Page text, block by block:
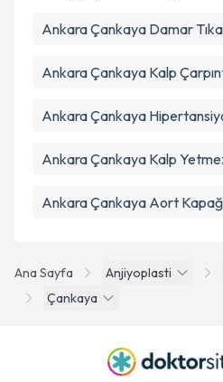
Ana Sayfa Anjiyoplasti
Çankaya
Ankara Çankaya Damar
Ankara Çankaya Kalp
Ankara Çankaya
Ankara Çankaya Kalp
Ankara Çankaya Aort